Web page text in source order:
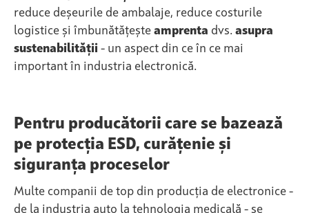
reduce deșeurile de ambalaje, reduce costurile
logistice și îmbunătățește amprenta dvs. asupra
sustenabilității - un aspect din ce în ce mai
important în industria electronică.
Pentru producătorii care se bazează
pe protecția ESD, curățenie și
siguranța proceselor
Multe companii de top din producția de electronice -
de la industria auto la tehnologia medicală - se